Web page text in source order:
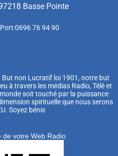
Basse Pointe
76 94 90
non Lucratif loi 1901, notre but
à travers les médias Radio, Télé et
soit touché par la puissance
spirituelle que nous serons
Soyez bénis
de votre Web Radio